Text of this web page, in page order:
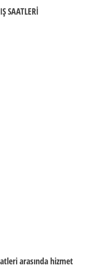
SAATLERİ
arasında hizmet